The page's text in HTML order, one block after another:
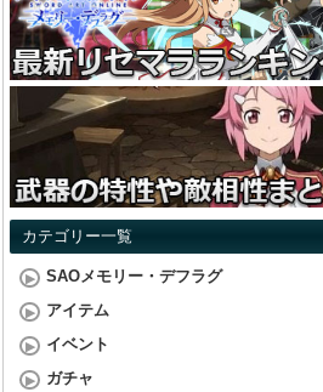
カテゴリー一覧
SAOメモリー・デフラグ
アイテム
イベント
ガチャ